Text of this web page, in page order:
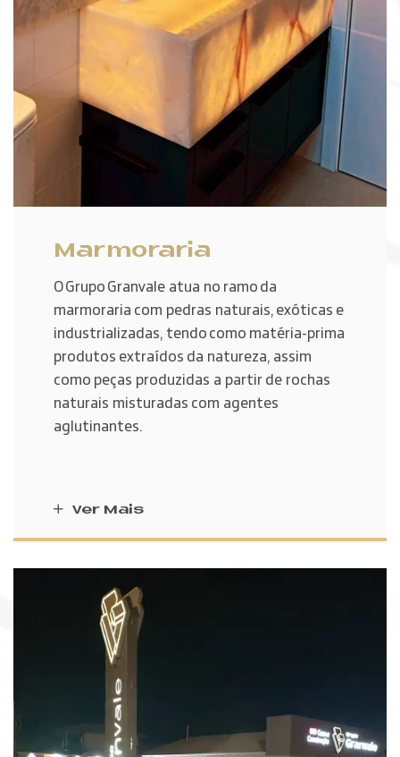
Marmoraria
O Grupo Granvale atua no ramo da
marmoraria com pedras naturais, exóticas e
industrializadas, tendo como matéria-prima
produtos extraídos da natureza, assim
como peças produzidas a partir de rochas
naturais misturadas com agentes
aglutinantes.
Ver Mais